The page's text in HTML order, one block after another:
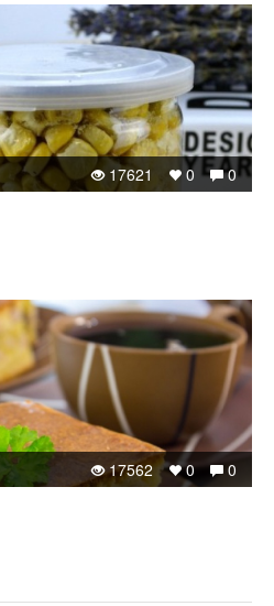
0
0
17621
0
0
17562